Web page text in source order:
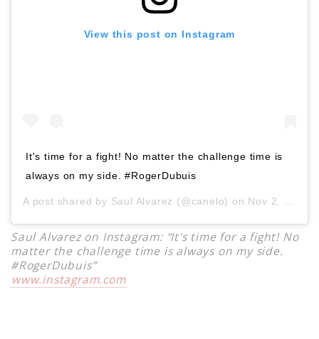
View this post on Instagram
It's time for a fight! No matter the challenge time is
always on my side. #RogerDubuis
A post shared by Saul Alvarez (@canelo) on Nov 2, 2019 at 8:20pm PDT
Saul Alvarez on Instagram: “It's time for a fight! No
matter the challenge time is always on my side.
#RogerDubuis”
www.instagram.com